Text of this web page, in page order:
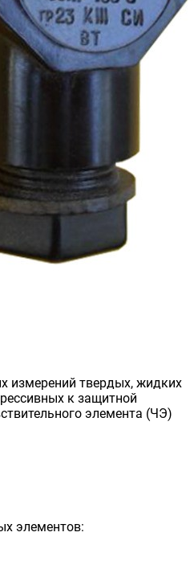
измерений твердых, жидких
к защитной
элемента (ЧЭ)
элементов: